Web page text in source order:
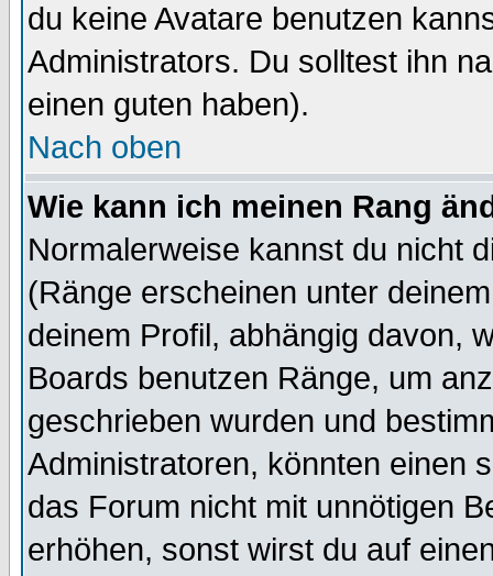
du keine Avatare benutzen
Administrators. Du solltest ihn
einen guten haben).
Nach oben
Wie kann ich meinen Rang
Normalerweise kannst du nicht
(Ränge erscheinen unter
deinem Profil, abhängig davon,
Boards benutzen Ränge, um
geschrieben wurden und
Administratoren, könnten einen
das Forum nicht mit unnötigen
erhöhen, sonst wirst du auf